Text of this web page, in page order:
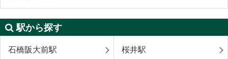
駅から探す
石橋阪大前駅 桜井駅